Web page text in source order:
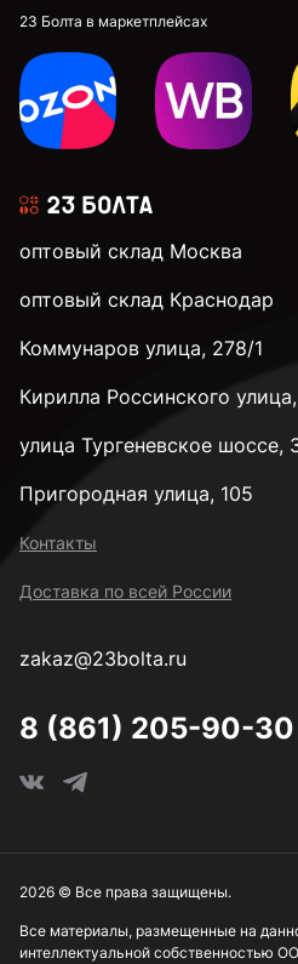
23 Болта в маркетплейсах
оптовый склад Москва
оптовый склад Краснодар
Коммунаров улица, 278/1
Кирилла Россинского
улица Тургеневское шоссе,
Пригородная улица, 105
Контакты
Доставка по всей России
zakaz@23bolta.ru
8 (861) 205-90-30
Все материалы, размещенные на
интеллектуальной собственностью
2026 © Все права защищены.